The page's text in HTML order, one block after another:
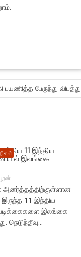
பயணித்த பேருந்து விபத்து
11 இந்திய
இலங்கை
அனர்த்தத்திற்குள்ளான
11 இந்திய
இலங்கை
நெடுந்தீவு...